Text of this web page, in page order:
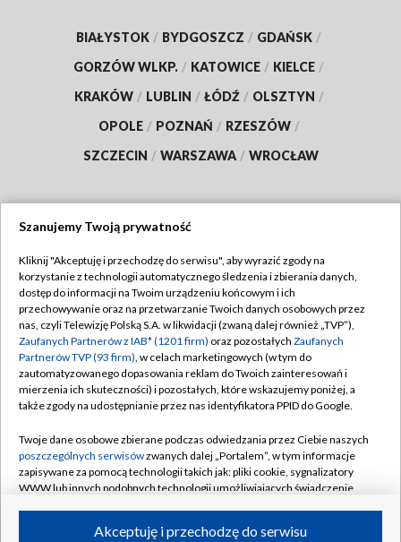
BIAŁYSTOK / BYDGOSZCZ / GDAŃSK /
GORZÓW WLKP. / KATOWICE / KIELCE /
KRAKÓW / LUBLIN / ŁÓDŹ / OLSZTYN /
OPOLE / POZNAŃ / RZESZÓW /
SZCZECIN / WARSZAWA / WROCŁAW
TVP
Abonament TVP
Emisja w TVP
Centrum informacji TVP
Naziemna Telewizja Cyfrowa
Rada Programowa
System NOS
Informacje o nadawcy
Regulamin TVP
Polityka prywatności
Moje zgody
Pomoc
Kontakt
Kanały
Szanujemy Twoją prywatność
Kliknij "Akceptuję i przechodzę do serwisu", aby wyrazić zgody na
korzystanie z technologii automatycznego śledzenia i zbierania danych,
dostęp do informacji na Twoim urządzeniu końcowym i ich
przechowywanie oraz na przetwarzanie Twoich danych osobowych przez
nas, czyli Telewizję Polską S.A. w likwidacji (zwaną dalej również „TVP”),
Zaufanych Partnerów z IAB* (1201 firm) oraz pozostałych Zaufanych
Partnerów TVP (93 firm), w celach marketingowych (w tym do
zautomatyzowanego dopasowania reklam do Twoich zainteresowań i
mierzenia ich skuteczności) i pozostałych, które wskazujemy poniżej, a
także zgody na udostępnianie przez nas identyfikatora PPID do Google.
Twoje dane osobowe zbierane podczas odwiedzania przez Ciebie naszych
poszczególnych serwisówzwanych dalej „Portalem”, w tym informacje
zapisywane za pomocą technologii takich jak: pliki cookie, sygnalizatory
WWW lub innych podobnych technologii umożliwiających świadczenie
ruchu w Internecie.Akceptuję i przechodzę do serwisu